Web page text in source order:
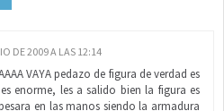
DE 2009 A LAS 12:14
VAYA pedazo de figura de verdad es
enorme, les a salido bien la figura es
en las manos siendo la armadura